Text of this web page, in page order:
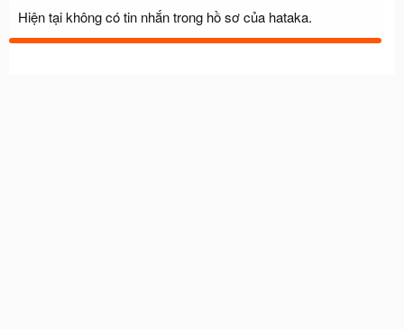
Hiện tại không có tin nhắn trong hồ sơ của hataka.